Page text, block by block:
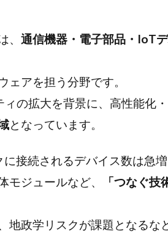
、 通信機器・電子部品・IoT
アを担う分野です。
の拡大を背景に、高性能化
となっています。
接続されるデバイス数は急増
ジュールなど、
「つなぐ
政学リスクが課題となるなど